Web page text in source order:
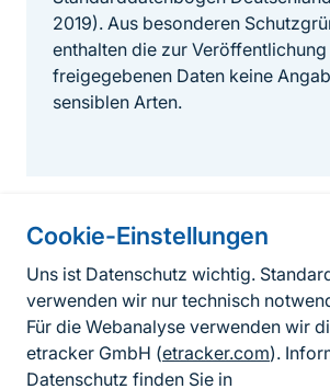
Cookie-Einstellungen
Uns ist Datenschutz wichtig.
verwenden wir nur technisch
Für die Webanalyse verwenden wir
etracker GmbH (etracker.com).
Datenschutz finden Sie in
2019). Aus besonderen
enthalten die zur Veröffentlichung
freigegebenen Daten keine
sensiblen Arten.
Informationen zur Seite
FußzeileKontakt zum BfN
Kontaktformular